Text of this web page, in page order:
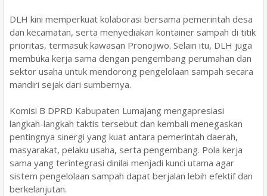
DLH kini memperkuat kolaborasi bersama pemerintah desa
dan kecamatan, serta menyediakan kontainer sampah di titik
prioritas, termasuk kawasan Pronojiwo. Selain itu, DLH juga
membuka kerja sama dengan pengembang perumahan dan
sektor usaha untuk mendorong pengelolaan sampah secara
mandiri sejak dari sumbernya.
Komisi B DPRD Kabupaten Lumajang mengapresiasi
langkah-langkah taktis tersebut dan kembali menegaskan
pentingnya sinergi yang kuat antara pemerintah daerah,
masyarakat, pelaku usaha, serta pengembang. Pola kerja
sama yang terintegrasi dinilai menjadi kunci utama agar
sistem pengelolaan sampah dapat berjalan lebih efektif dan
berkelanjutan.